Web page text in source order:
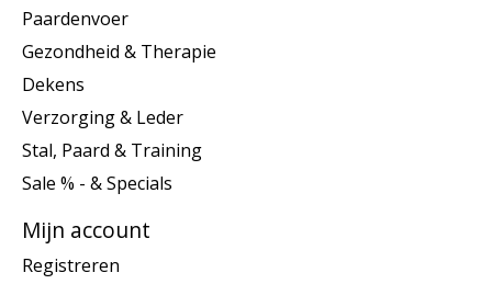
Paardenvoer
Gezondheid & Therapie
Dekens
Verzorging & Leder
Stal, Paard & Training
Sale % - & Specials
Mijn account
Registreren